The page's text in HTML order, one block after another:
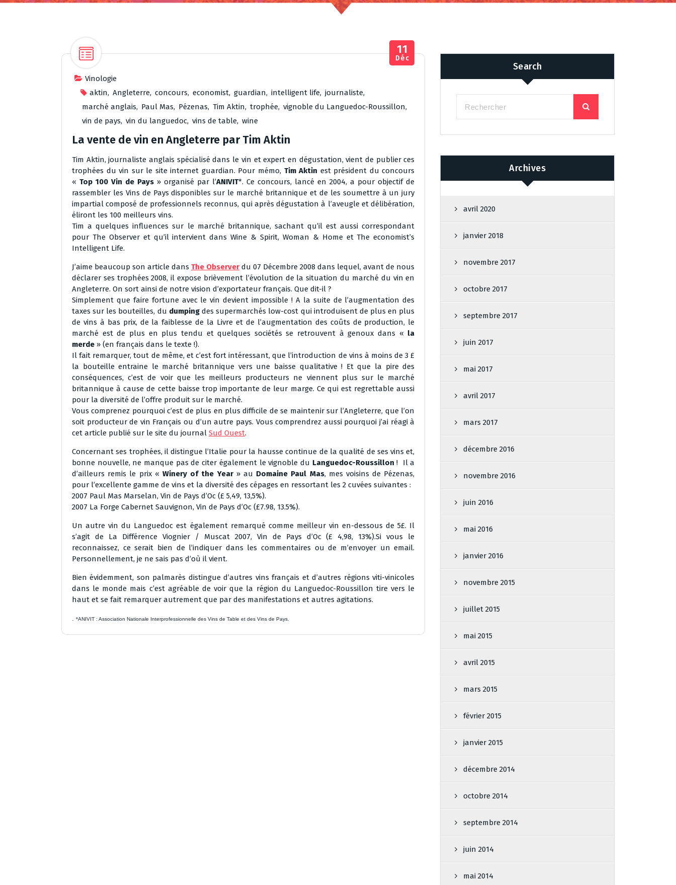
Vinologie
aktin, Angleterre, concours, economist, guardian, intelligent life, journaliste,
marché anglais, Paul Mas, Pézenas, Tim Aktin, trophée, vignoble du Languedoc-Roussillon,
vin de pays, vin du languedoc, vins de table, wine
11
Déc
La vente de vin en Angleterre par Tim Aktin
Tim Aktin, journaliste anglais spécialisé dans le vin et expert en dégustation, vient de publier ces
trophées du vin sur le site internet guardian. Pour mémo, Tim Aktin est président du concours
«Top 100 Vin de Pays » organisé par l’ANIVIT*. Ce concours, lancé en 2004, a pour objectif de
rassembler les Vins de Pays disponibles sur le marché britannique et de les soumettre à un jury
impartial composé de professionnels reconnus, qui après dégustation à l’aveugle et délibération,
éliront les 100 meilleurs vins.
Tim a quelques influences sur le marché britannique, sachant qu’il est aussi correspondant
pour The Observer et qu’il intervient dans Wine & Spirit, Woman & Home et The economist’s
Intelligent Life.
J’aime beaucoup son article dansThe Observer du 07 Décembre 2008 dans lequel, avant de nous
déclarer ses trophées 2008, il expose brièvement l’évolution de la situation du marché du vin en
Angleterre. On sort ainsi de notre vision d’exportateur français. Que dit-il ?
Simplement que faire fortune avec le vin devient impossible ! A la suite de l’augmentation des
taxes sur les bouteilles, du dumpingdes supermarchés low-cost qui introduisent de plus en plus
de vins à bas prix, de la faiblesse de la Livre et de l’augmentation des coûts de production, le
marché est de plus en plus tendu et quelques sociétés se retrouvent à genoux dans « la
merde » (en français dans le texte !).
Il fait remarquer, tout de même, et c’est fort intéressant, que l’introduction de vins à moins de 3 £
la bouteille entraine le marché britannique vers une baisse qualitative ! Et que la pire des
conséquences, c’est de voir que les meilleurs producteurs ne viennent plus sur le marché
britannique à cause de cette baisse trop importante de leur marge. Ce qui est regrettable aussi
pour la diversité de l’offre produit sur le marché.
Vous comprenez pourquoi c’est de plus en plus difficile de se maintenir sur l’Angleterre, que l’on
soit producteur de vin Français ou d’un autre pays. Vous comprendrez aussi pourquoi j’ai réagi à
cet article publié sur le site du journal Sud Ouest.
Concernant ses trophées, il distingue l’Italie pour la hausse continue de la qualité de ses vins et,
bonne nouvelle, ne manque pas de citer également le vignoble du Languedoc-Roussillon ! Il a
d’ailleurs remis le prix « Winery of the Year» au Domaine Paul Mas, mes voisins de Pézenas,
pour l’excellente gamme de vins et la diversité des cépages en ressortant les 2 cuvées suivantes :
2007 Paul Mas Marselan, Vin de Pays d’Oc (£ 5,49, 13,5%).
2007 La Forge Cabernet Sauvignon, Vin de Pays d’Oc (£7.98, 13.5%).
Un autre vin du Languedoc est également remarqué comme meilleur vin en-dessous de 5£. Il
s’agit de La Différence Viognier / Muscat 2007, Vin de Pays d’Oc (£ 4,98, 13%).Si vous le
reconnaissez, ce serait bien de l’indiquer dans les commentaires ou de m’envoyer un email.
Personnellement, je ne sais pas d’où il vient.
Bien évidemment, son palmarès distingue d’autres vins français et d’autres régions viti-vinicoles
dans le monde mais c’est agréable de voir que la région du Languedoc-Roussillon tire vers le
haut et se fait remarquer autrement que par des manifestations et autres agitations.
. *ANIVIT : Association Nationale Interprofessionnelle des Vins de Table et des Vins de Pays.
Search
Archives
avril 2020
janvier 2018
novembre 2017
octobre 2017
septembre 2017
juin 2017
mai 2017
avril 2017
mars 2017
décembre 2016
novembre 2016
juin 2016
mai 2016
janvier 2016
novembre 2015
juillet 2015
mai 2015
avril 2015
mars 2015
février 2015
janvier 2015
décembre 2014
octobre 2014
septembre 2014
juin 2014
mai 2014